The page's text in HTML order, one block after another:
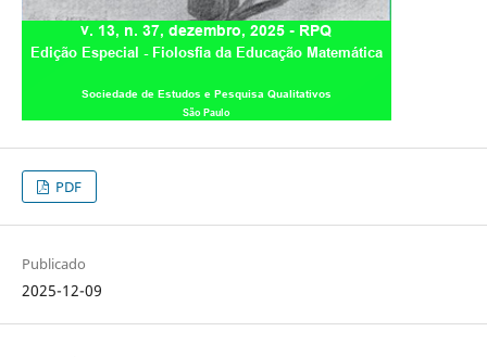
PDF
Publicado
2025-12-09